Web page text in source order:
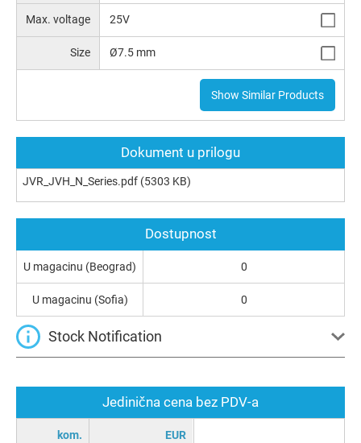
Max. voltage 25V
Size Ø7.5 mm
Show Similar Products
Dokument u prilogu
JVR_JVH_N_Series.pdf (5303 KB)
Jedinična cena bez PDV-a
kom. EUR
Dostupnost
U magacinu (Beograd) 0
U magacinu (Sofia) 0
Stock Notification